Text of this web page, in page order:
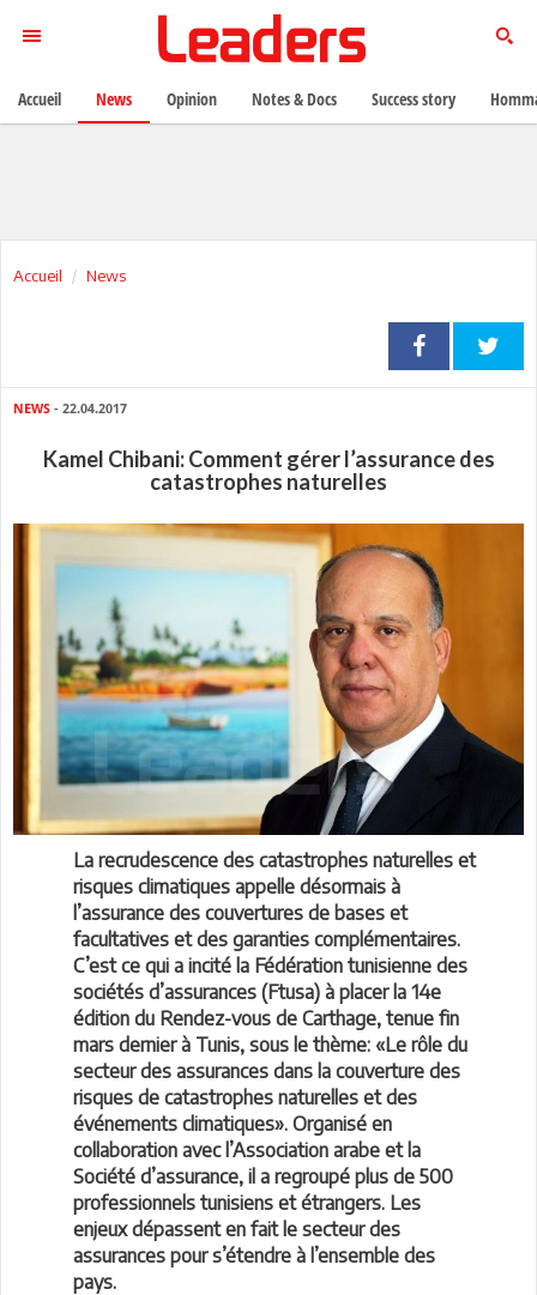
Accueil News
NEWS - 22.04.2017
Kamel Chibani: Comment gérer l’assurance des
catastrophes naturelles
La recrudescence des catastrophes naturelles et
risques climatiques appelle désormais à
l’assurance des couvertures de bases et
facultatives et des garanties complémentaires.
C’est ce qui a incité la Fédération tunisienne des
sociétés d’assurances (Ftusa) à placer la 14e
édition du Rendez-vous de Carthage, tenue fin
mars dernier à Tunis, sous le thème: «Le rôle du
secteur des assurances dans la couverture des
risques de catastrophes naturelles et des
événements climatiques». Organisé en
collaboration avec l’Association arabe et la
Société d’assurance, il a regroupé plus de 500
professionnels tunisiens et étrangers. Les
enjeux dépassent en fait le secteur des
assurances pour s’étendre à l’ensemble des
pays.
Accueil News Opinion Notes & Docs Success story